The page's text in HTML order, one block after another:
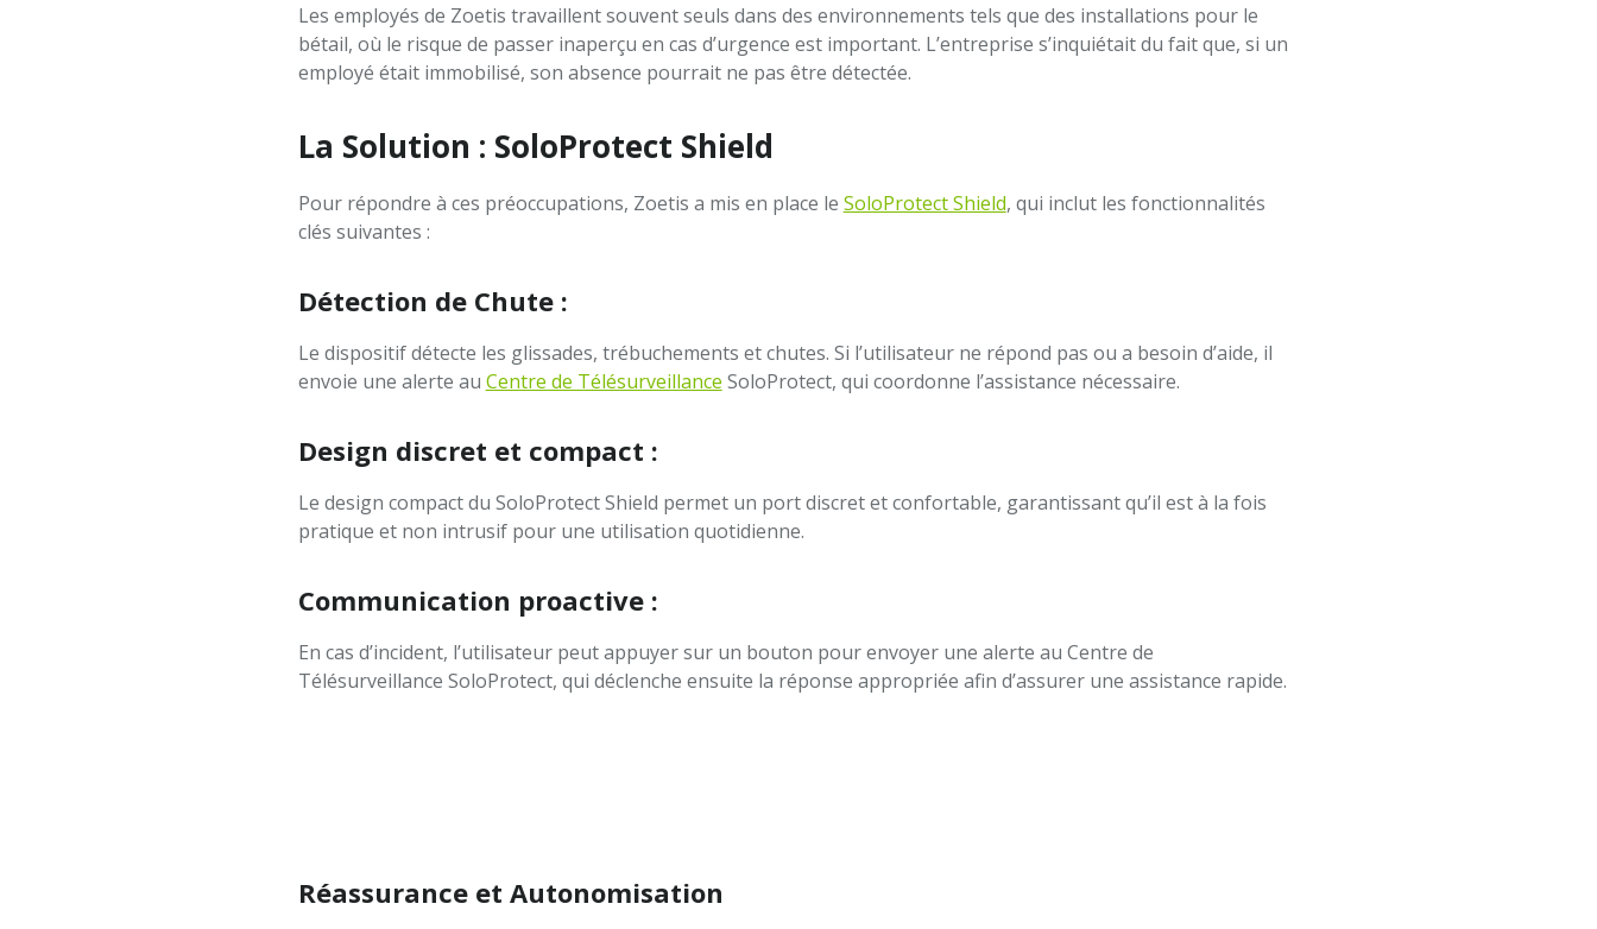
Les employés de Zoetis travaillent souvent seuls dans des environnements tels que des installations pour le
bétail, où le risque de passer inaperçu en cas d’urgence est important. L’entreprise s’inquiétait du fait que, si un
employé était immobilisé, son absence pourrait ne pas être détectée.
La Solution : SoloProtect Shield
Pour répondre à ces préoccupations, Zoetis a mis en place le SoloProtect Shield, qui inclut les fonctionnalités
clés suivantes :
Détection de Chute :
Le dispositif détecte les glissades, trébuchements et chutes. Si l’utilisateur ne répond pas ou a besoin d’aide, il
envoie une alerte au Centre de Télésurveillance SoloProtect, qui coordonne l’assistance nécessaire.
Design discret et compact :
Le design compact du SoloProtect Shield permet un port discret et confortable, garantissant qu’il est à la fois
pratique et non intrusif pour une utilisation quotidienne.
Communication proactive :
En cas d’incident, l’utilisateur peut appuyer sur un bouton pour envoyer une alerte au Centre de
Télésurveillance SoloProtect, qui déclenche ensuite la réponse appropriée afin d’assurer une assistance rapide.
Réassurance et Autonomisation